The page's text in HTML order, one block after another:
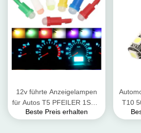
12v führte Anzeigelampen
für Autos T5 PFEILER 1SMD
3D
Beste Preis erhalten
T10
5w/